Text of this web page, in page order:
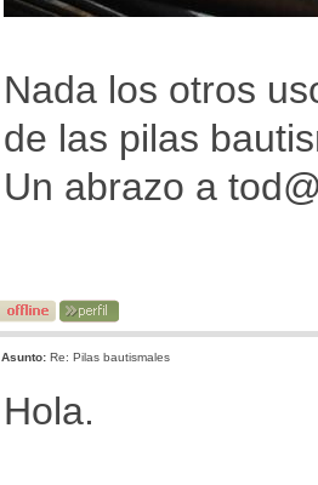
Nada los otros
de las pilas
Un abrazo a
Asunto: Re: Pilas bautismales
Hola.